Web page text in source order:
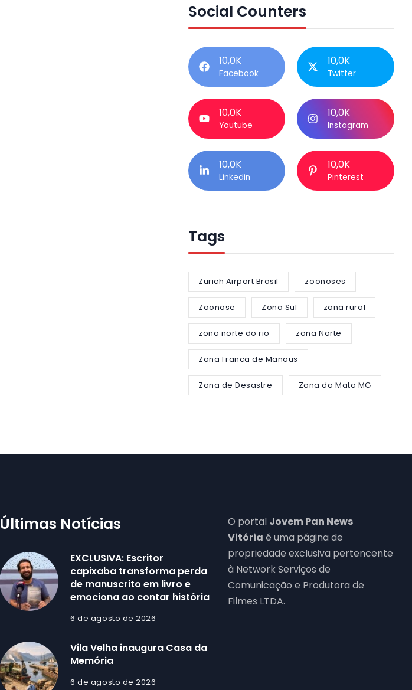
Social Counters
10,0K
Facebook
10,0K
Twitter
10,0K
Youtube
10,0K
Instagram
10,0K
Linkedin
10,0K
Pinterest
Tags
Zurich Airport Brasil zoonoses
Zoonose Zona Sul zona rural
zona norte do rio zona Norte
Zona Franca de Manaus
Zona de Desastre Zona da Mata MG
Últimas Notícias
EXCLUSIVA: Escritor
capixaba transforma perda
de manuscrito em livro e
emociona ao contar história
6 de agosto de 2026
Vila Velha inaugura Casa da
Memória
6 de agosto de 2026
O portal Jovem Pan News
Vitória é uma página de
propriedade exclusiva pertencente
à Network Serviços de
Comunicação e Produtora de
Filmes LTDA.